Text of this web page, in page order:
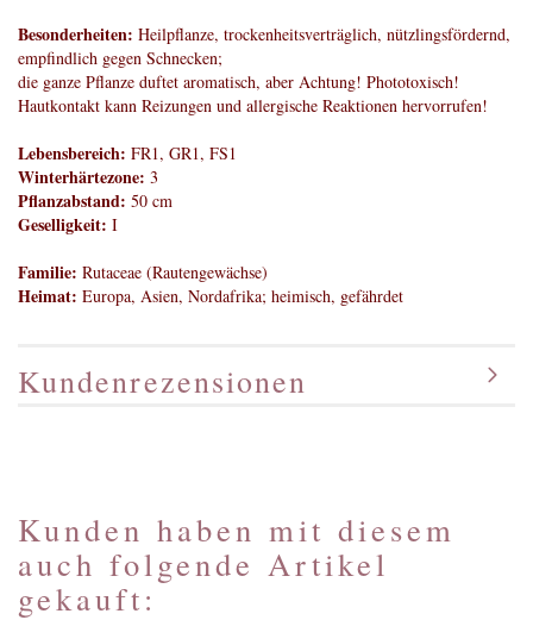
Besonderheiten: Heilpflanze, trockenheitsverträglich, nützlingsfördernd,
empfindlich gegen Schnecken;
die ganze Pflanze duftet aromatisch, aber Achtung! Phototoxisch!
Hautkontakt kann Reizungen und allergische Reaktionen hervorrufen!
Lebensbereich: FR1, GR1, FS1
Winterhärtezone: 3
Pflanzabstand: 50 cm
Geselligkeit: I
Familie: Rutaceae (Rautengewächse)
Heimat: Europa, Asien, Nordafrika; heimisch, gefährdet
Kundenrezensionen
Kunden haben mit diesem
auch folgende Artikel
gekauft: